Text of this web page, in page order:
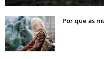
Por que as